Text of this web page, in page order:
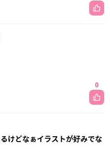
0
けどなぁイラストが好みでな